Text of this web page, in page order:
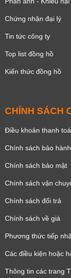
Chứng nhận đại lý
Tin tức công ty
Top list đồng hồ
Kiến thức đồng hồ
CHÍNH SÁCH
Điều khoản thanh
Chính sách bảo hành
Chính sách bảo mật
Chính sách vận
Chính sách đổi trả
Chính sách về giá
Phương thức tiếp
Các điều kiện hoặc
Thông tin các trang